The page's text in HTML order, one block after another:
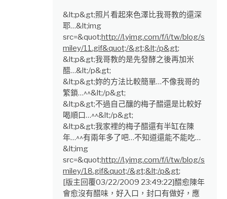
&lt;p&gt;照片看起來色澤比我哥教的還深
耶…&lt;img
src=&quot;http://l.yimg.com/f/i/tw/blog/s
miley/11.gif&quot;/&gt;&lt;/p&gt;
&lt;p&gt;我哥教的是先發酵之後再加米
醋…&lt;/p&gt;
&lt;p&gt;妳的方法比較簡單…不像我哥的
繁鎖…^^&lt;/p&gt;
&lt;p&gt;不過自己釀的梅子醋還是比較好
喝順口…^^&lt;/p&gt;
&lt;p&gt;我家裡的梅子醋還有半缸在陳
年…^^有兩年多了吧…不知道還能不能吃…
&lt;img
src=&quot;http://l.yimg.com/f/i/tw/blog/s
miley/18.gif&quot;/&gt;&lt;/p&gt;
[版主回覆03/22/2009 23:49:22]醋愈陳年
會愈沒有醋味，好入口，封口有做好，應